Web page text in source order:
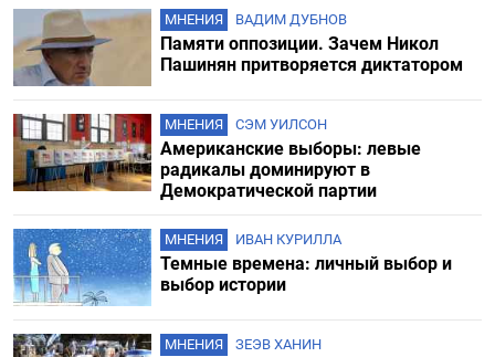
МНЕНИЯ ВАДИМ ДУБНОВ
Памяти оппозиции. Зачем Никол
Пашинян притворяется диктатором
МНЕНИЯ СЭМ УИЛСОН
Американские выборы: левые
радикалы доминируют в
Демократической партии
МНЕНИЯ ИВАН КУРИЛЛА
Темные времена: личный выбор и
выбор истории
МНЕНИЯ ЗЕЭВ ХАНИН